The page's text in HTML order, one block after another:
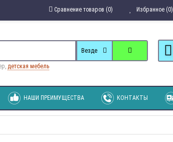
Избранное (0)
Сравнение товаров (0)
Везде
детская мебель
НАШИ ПРЕИМУЩЕСТВА КОНТАКТЫ